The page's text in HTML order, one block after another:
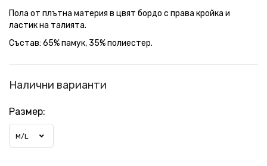
Пола от плътна материя в цвят бордо с права кройка и
ластик на талията.
Състав: 65% памук, 35% полиестер.
Налични варианти
Размер:
M/L